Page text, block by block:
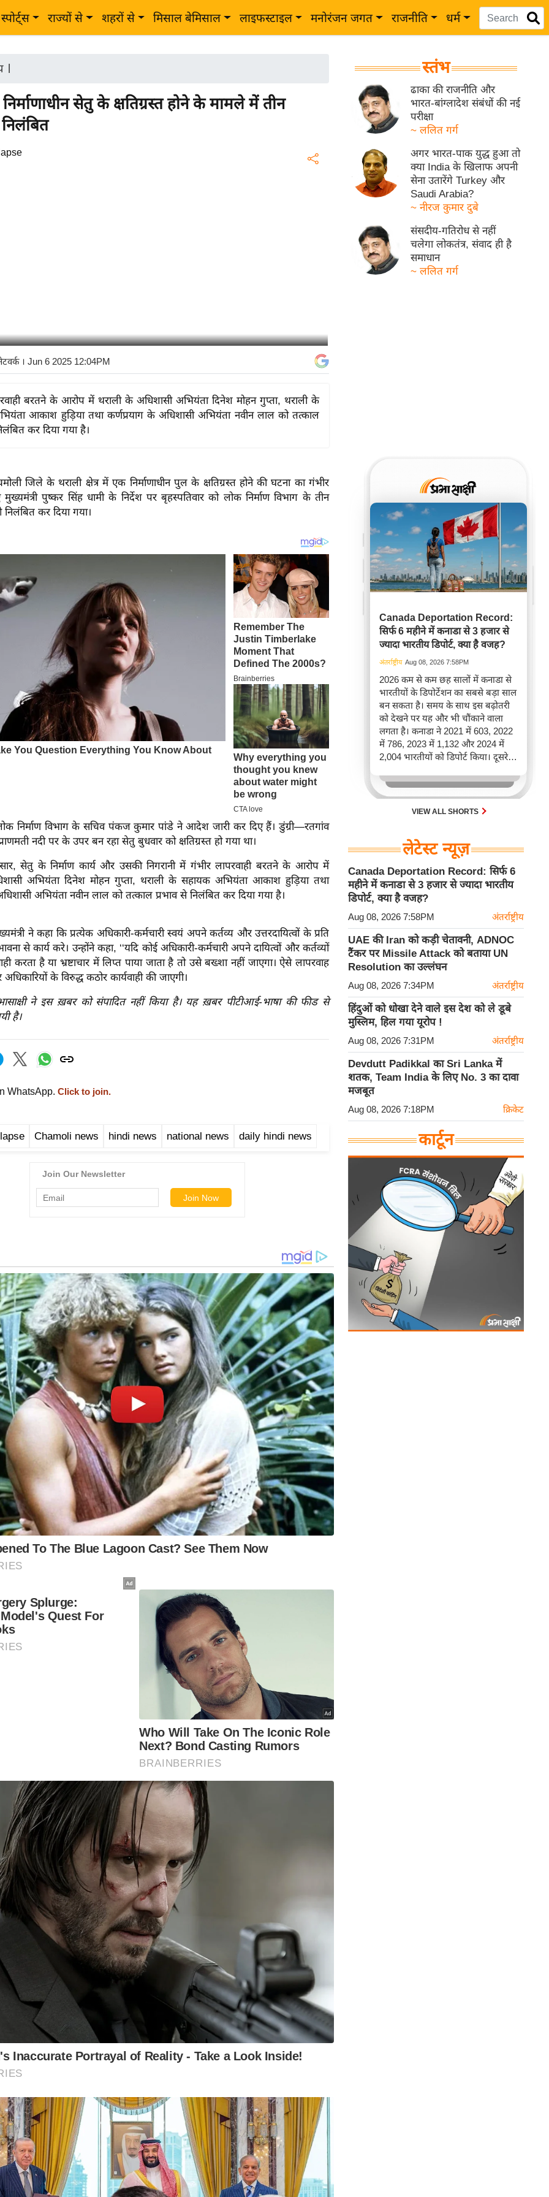
स्पोर्ट्स राज्यों से शहरों से मिसाल बेमिसाल लाइफस्टाइल मनोरंजन जगत राजनीति धर्म
|
सेतु के क्षतिग्रस्त होने के मामले में तीन
। Jun 6 2025 12:04PM
बरतने के आरोप में थराली के अधिशासी अभियंता दिनेश मोहन गुप्ता, थराली के
आकाश हुड़िया तथा कर्णप्रयाग के अधिशासी अभियंता नवीन लाल को तत्काल
कर दिया गया है।
जिले के थराली क्षेत्र में एक निर्माणाधीन पुल के क्षतिग्रस्त होने की घटना का गंभीर
पुष्कर सिंह धामी के निर्देश पर बृहस्पतिवार को लोक निर्माण विभाग के तीन
कर दिया गया।
निर्माण विभाग के सचिव पंकज कुमार पांडे ने आदेश जारी कर दिए हैं। डुंग्री—रतगांव
नदी पर के उपर बन रहा सेतु बुधवार को क्षतिग्रस्त हो गया था।
सेतु के निर्माण कार्य और उसकी निगरानी में गंभीर लापरवाही बरतने के आरोप में
अभियंता दिनेश मोहन गुप्ता, थराली के सहायक अभियंता आकाश हुड़िया तथा
अभियंता नवीन लाल को तत्काल प्रभाव से निलंबित कर दिया गया है।
ने कहा कि प्रत्येक अधिकारी-कर्मचारी स्वयं अपने कर्तव्य और उत्तरदायित्वों के प्रति
से कार्य करे। उन्होंने कहा, ‘‘यदि कोई अधिकारी-कर्मचारी अपने दायित्वों और कर्तव्यों
करता है या भ्रष्टाचार में लिप्त पाया जाता है तो उसे बख्शा नहीं जाएगा। ऐसे लापरवाह
अधिकारियों के विरुद्ध कठोर कार्यवाही की जाएगी।
ने इस ख़बर को संपादित नहीं किया है। यह ख़बर पीटीआई-भाषा की फीड से
है।
WhatsApp. Click to join.
Chamoli news hindi news national news daily hindi news
स्तंभ
ढाका की राजनीति और
भारत-बांग्लादेश संबंधों की नई
परीक्षा
~ ललित गर्ग
अगर भारत-पाक युद्ध हुआ तो
क्या India के खिलाफ अपनी
सेना उतारेंगे Turkey और
Saudi Arabia?
~ नीरज कुमार दुबे
संसदीय-गतिरोध से नहीं
चलेगा लोकतंत्र, संवाद ही है
समाधान
~ ललित गर्ग
Canada Deportation Record:
सिर्फ 6 महीने में कनाडा से 3 हजार से
ज्यादा भारतीय डिपोर्ट, क्या है वजह?
अंतर्राष्ट्रीय Aug 08, 2026 7:58PM
2026 कम से कम छह सालों में कनाडा से
भारतीयों के डिपोर्टेशन का सबसे बड़ा साल
बन सकता है। समय के साथ इस बढ़ोतरी
को देखने पर यह और भी चौंकाने वाला
लगता है। कनाडा ने 2021 में 603, 2022
में 786, 2023 में 1,132 और 2024 में
2,004 भारतीयों को डिपोर्ट किया। दूसरे
पूरे साल की तुलना में 2026 की पहली
छमाही में ज़्यादा भारतीयों को वापस भेजा
VIEW ALL SHORTS
लेटेस्ट न्यूज़
Canada Deportation Record: सिर्फ 6
महीने में कनाडा से 3 हजार से ज्यादा भारतीय
डिपोर्ट, क्या है वजह?
Aug 08, 2026 7:58PM अंतर्राष्ट्रीय
UAE की Iran को कड़ी चेतावनी, ADNOC
टैंकर पर Missile Attack को बताया UN
Resolution का उल्लंघन
Aug 08, 2026 7:34PM अंतर्राष्ट्रीय
हिंदुओं को धोखा देने वाले इस देश को ले डूबे
मुस्लिम, हिल गया यूरोप !
Aug 08, 2026 7:31PM अंतर्राष्ट्रीय
Devdutt Padikkal का Sri Lanka में
शतक, Team India के लिए No. 3 का दावा
मजबूत
Aug 08, 2026 7:18PM क्रिकेट
कार्टून